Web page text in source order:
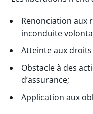
Renonciation aux
inconduite
Atteinte aux droits
Obstacle à des
d’assurance;
Application aux